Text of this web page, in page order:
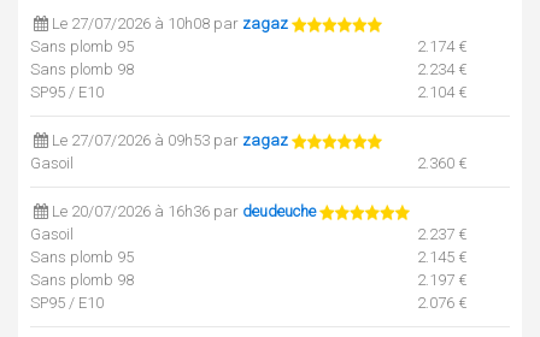
Le 27/07/2026 à 10h08 par zagaz
Sans plomb 95
2.174 €
Sans plomb 98
2.234 €
SP95 / E10
2.104 €
Le 27/07/2026 à 09h53 par zagaz
Gasoil
2.360 €
Le 20/07/2026 à 16h36 par deudeuche
Gasoil
2.237 €
Sans plomb 95
2.145 €
Sans plomb 98
2.197 €
SP95 / E10
2.076 €